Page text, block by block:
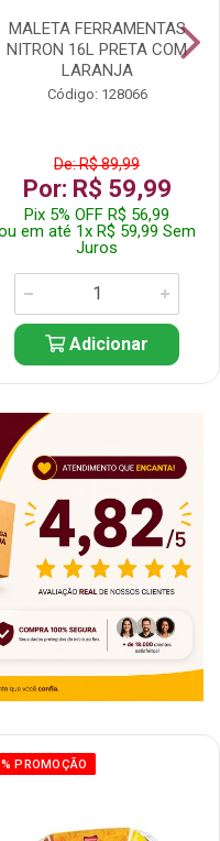
MALETA FERRAMENTAS
NITRON 16L PRETA COM
LARANJA
Código: 128066
De: R$ 89,99
Por: R$ 59,99
Pix 5% OFF R$ 56,99
em até 1x R$ 59,99 Sem
Juros
Adicionar
% PROMOÇÃO